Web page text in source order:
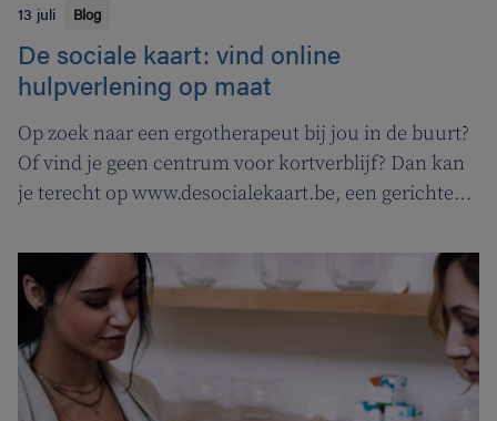
13 juli Blog
De sociale kaart: vind online
hulpverlening op maat
Op zoek naar een ergotherapeut bij jou in de buurt?
Of vind je geen centrum voor kortverblijf? Dan kan
je terecht op www.desocialekaart.be, een gerichte
gezondheidszorg en welzijn. Heel handig voor zowel
patiënten als zorgverleners.